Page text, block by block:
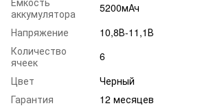
аккумулятора
5200мАч
Напряжение
10,8В-11,1В
Количество
ячеек
6
Цвет
Черный
Гарантия
12 месяцев